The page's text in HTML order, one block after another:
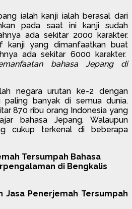
ialah kanji ialah berasal dari
pada saat ini kanji sudah
ada sekitar 2000 karakter.
kanji yang dimanfaatkan buat
ada sekitar 6000 karakter.
bahasa Jepang di
negara urutan ke-2 dengan
paling banyak di semua dunia.
870 ribu orang Indonesia yang
bahasa Jepang. Walaupun
cukup terkenal di beberapa
Tersumpah Bahasa
di Bengkalis
Jasa Penerjemah Tersumpah